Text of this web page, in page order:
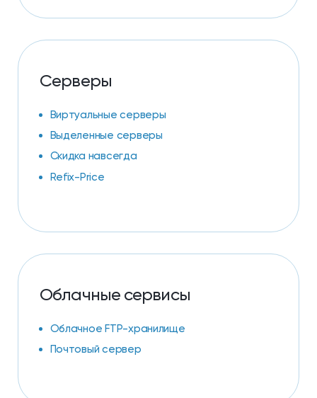
Серверы
Виртуальные серверы
Выделенные серверы
Скидка навсегда
Refix-Price
Облачные сервисы
Облачное FTP-хранилище
Почтовый сервер